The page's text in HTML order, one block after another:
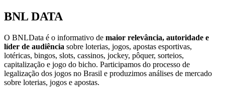
BNL DATA
O BNLData é o informativo de maior relevância, autoridade e
líder de audiência sobre loterias, jogos, apostas esportivas,
lotéricas, bingos, slots, cassinos, jockey, pôquer, sorteios,
capitalização e jogo do bicho. Participamos do processo de
legalização dos jogos no Brasil e produzimos análises de mercado
sobre loterias, jogos e apostas.